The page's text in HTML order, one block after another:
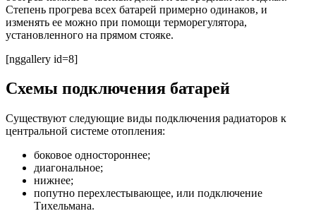
Степень прогрева всех батарей примерно одинаков, и
изменять ее можно при помощи терморегулятора,
установленного на прямом стояке.
[nggallery id=8]
Схемы подключения батарей
Существуют следующие виды подключения радиаторов к
центральной системе отопления:
боковое одностороннее;
диагональное;
нижнее;
попутно перехлестывающее, или подключение
Тихельмана.